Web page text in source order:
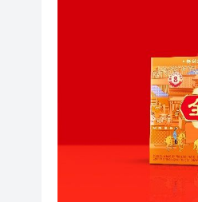
長鑫
耀才
哈電
71歲
中環